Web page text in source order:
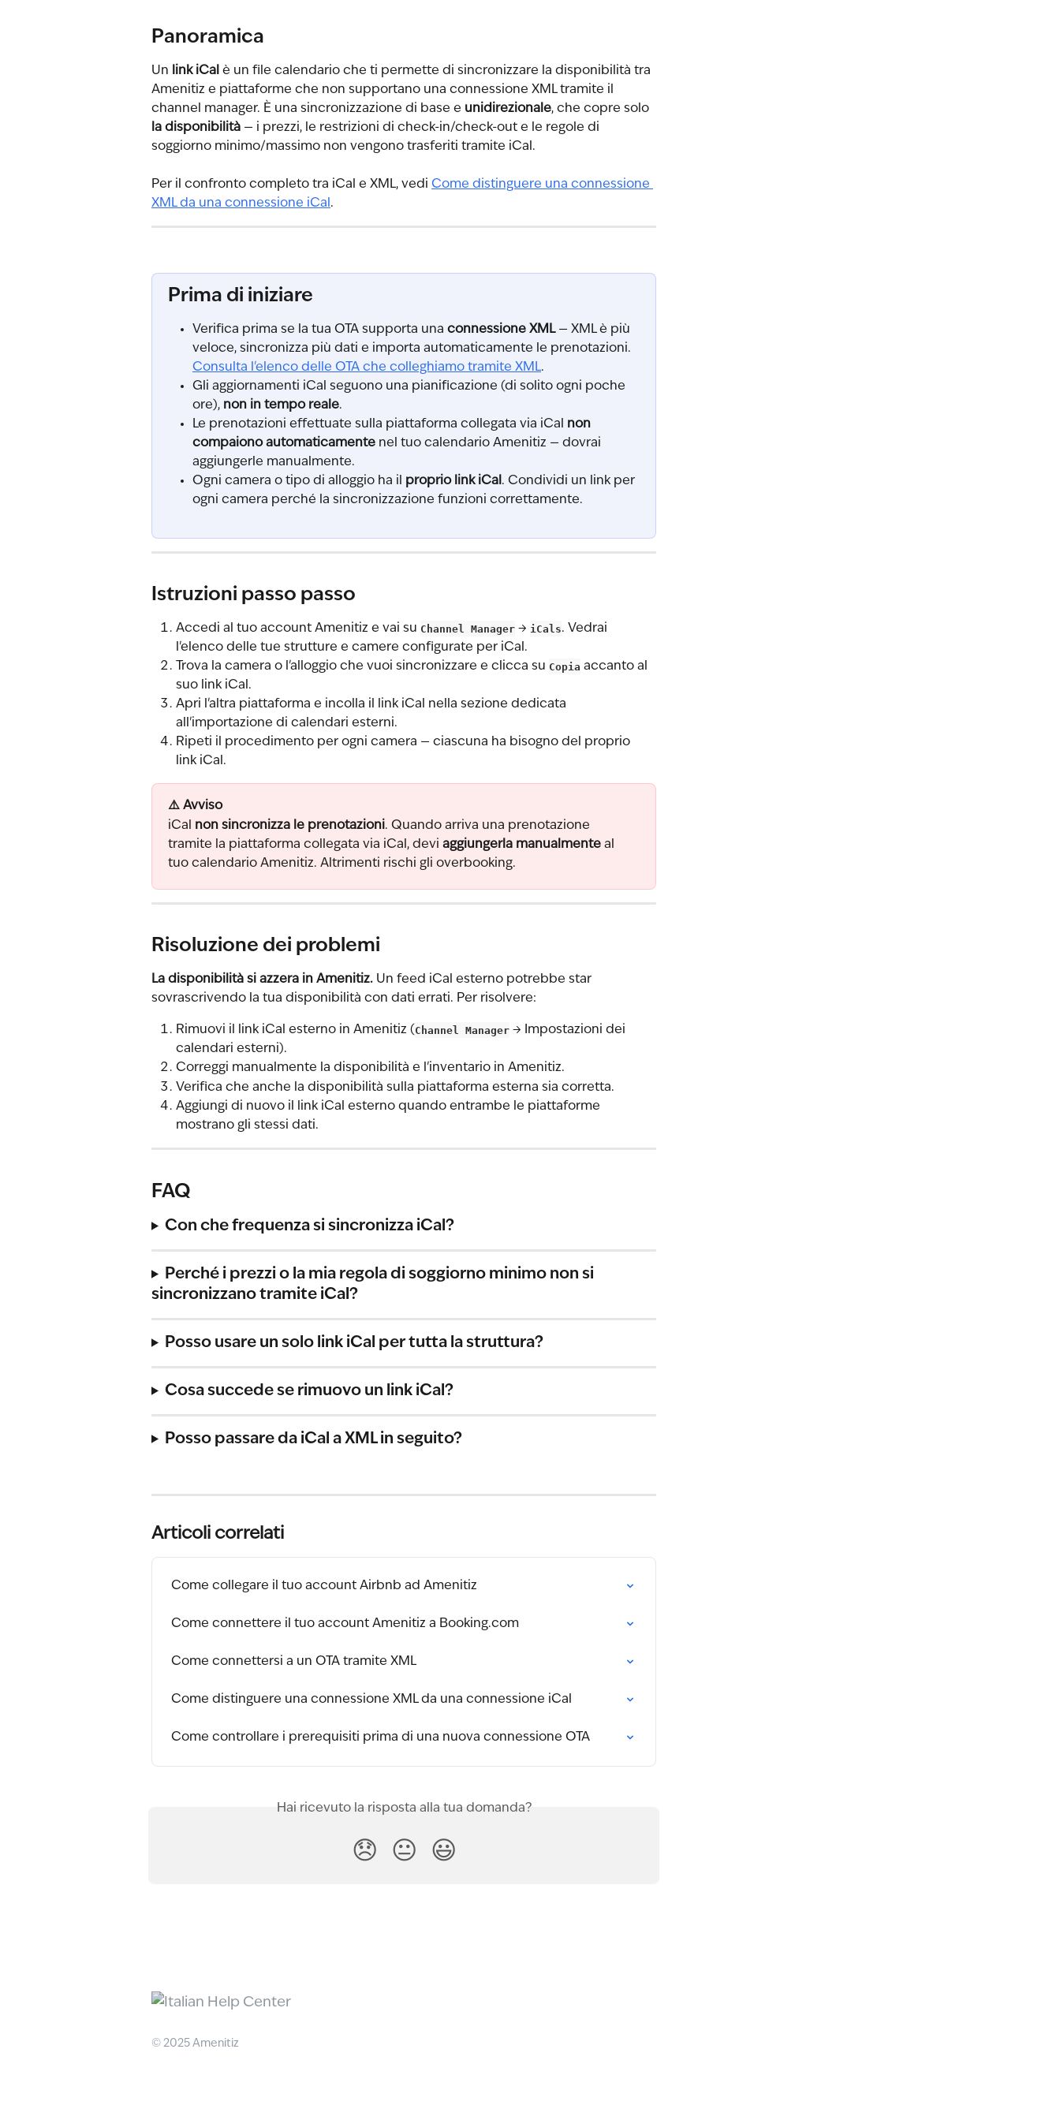
Panoramica
Un link iCal è un file calendario che ti permette di sincronizzare la disponibilità tra
Amenitiz e piattaforme che non supportano una connessione XML tramite il
channel manager. È una sincronizzazione di base e unidirezionale, che copre solo
la disponibilità — i prezzi, le restrizioni di check-in/check-out e le regole di
soggiorno minimo/massimo non vengono trasferiti tramite iCal.
Per il confronto completo tra iCal e XML, vedi Come distinguere una connessione
XML da una connessione iCal.
Prima di iniziare
Verifica prima se la tua OTA supporta una connessione XML — XML è più
veloce, sincronizza più dati e importa automaticamente le prenotazioni.
Consulta l'elenco delle OTA che colleghiamo tramite XML.
Gli aggiornamenti iCal seguono una pianificazione (di solito ogni poche
ore), non in tempo reale.
Le prenotazioni effettuate sulla piattaforma collegata via iCal non
compaiono automaticamente nel tuo calendario Amenitiz — dovrai
aggiungerle manualmente.
Ogni camera o tipo di alloggio ha il proprio link iCal . Condividi un link per
ogni camera perché la sincronizzazione funzioni correttamente.
Istruzioni passo passo
Accedi al tuo account Amenitiz e vai su Channel Manager → iCals. Vedrai
l'elenco delle tue strutture e camere configurate per iCal.
Trova la camera o l'alloggio che vuoi sincronizzare e clicca su Copia accanto al
suo link iCal.
Apri l'altra piattaforma e incolla il link iCal nella sezione dedicata
all'importazione di calendari esterni.
Ripeti il procedimento per ogni camera — ciascuna ha bisogno del proprio
link iCal.
⚠️ Avviso
iCal non sincronizza le prenotazioni. Quando arriva una prenotazione
tramite la piattaforma collegata via iCal, devi aggiungerla manualmente al
tuo calendario Amenitiz. Altrimenti rischi gli overbooking.
Risoluzione dei problemi
La disponibilità si azzera in Amenitiz. Un feed iCal esterno potrebbe star
sovrascrivendo la tua disponibilità con dati errati. Per risolvere:
Rimuovi il link iCal esterno in Amenitiz ( Channel Manager → Impostazioni dei
calendari esterni).
Correggi manualmente la disponibilità e l'inventario in Amenitiz.
Verifica che anche la disponibilità sulla piattaforma esterna sia corretta.
Aggiungi di nuovo il link iCal esterno quando entrambe le piattaforme
mostrano gli stessi dati.
FAQ
Con che frequenza si sincronizza iCal?
Perché i prezzi o la mia regola di soggiorno minimo non si
sincronizzano tramite iCal?
Posso usare un solo link iCal per tutta la struttura?
Cosa succede se rimuovo un link iCal?
Posso passare da iCal a XML in seguito?
Articoli correlati
Come collegare il tuo account Airbnb ad Amenitiz
Come connettere il tuo account Amenitiz a Booking.com
Come connettersi a un OTA tramite XML
Come distinguere una connessione XML da una connessione iCal
Come controllare i prerequisiti prima di una nuova connessione OTA
Hai ricevuto la risposta alla tua domanda?
😞 😐 😃
© 2025 Amenitiz